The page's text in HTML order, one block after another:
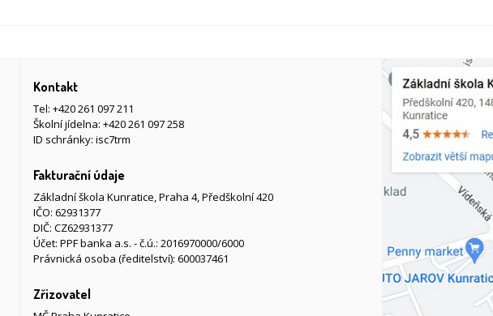
Kontakt
Tel: +420 261 097 211
Školní jídelna: +420 261 097 258
ID schránky: isc7trm
Fakturační údaje
Základní škola Kunratice, Praha 4, Předškolní 420
IČO: 62931377
DIČ: CZ62931377
Účet: PPF banka a.s. - č.ú.: 2016970000/6000
Právnická osoba (ředitelství): 600037461
Zřizovatel